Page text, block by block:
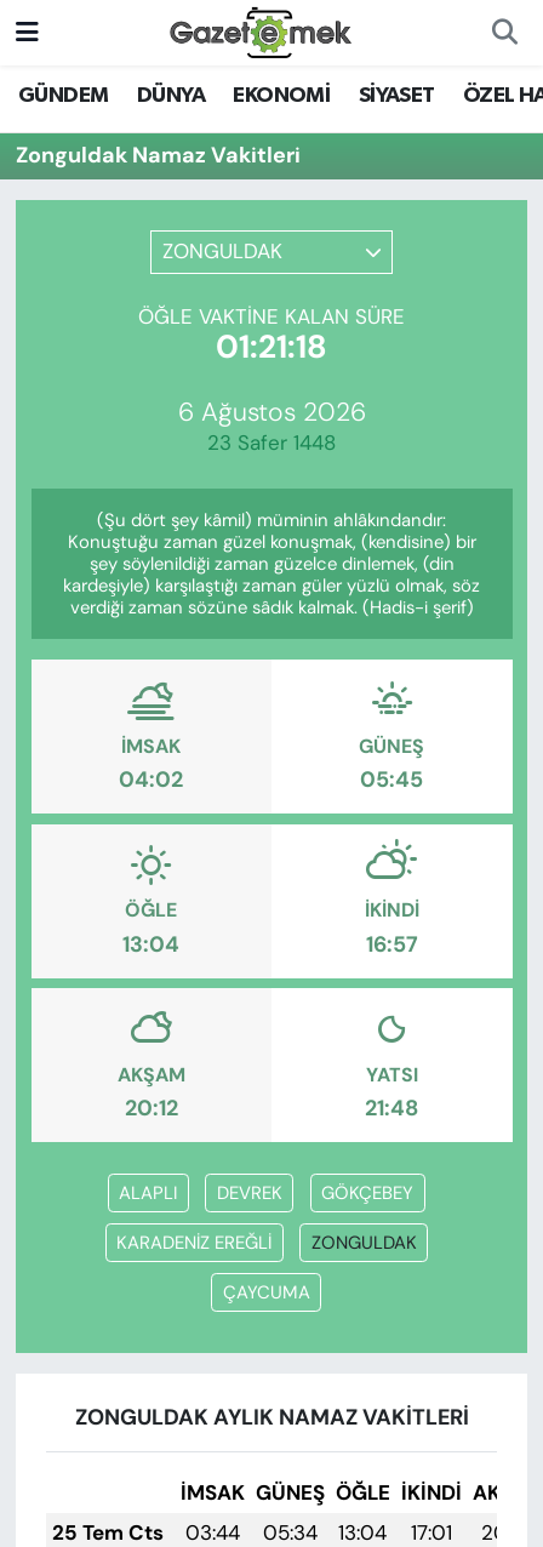
GÜNDEM DÜNYA EKONOMİ SİYASET ÖZEL
Zonguldak Namaz Vakitleri
ZONGULDAK
ÖĞLE VAKTINE KALAN SÜRE
01:21:18
6 Ağustos 2026
23 Safer 1448
(Şu dört şey kâmil) müminin ahlâkındandır:
Konuştuğu zaman güzel konuşmak, (kendisine) bir
şey söylenildiği zaman güzelce dinlemek, (din
kardeşiyle) karşılaştığı zaman güler yüzlü olmak, söz
verdiği zaman sözüne sâdık kalmak. (Hadis-i şerif)
İMSAK
04:02
GÜNEŞ
05:45
ÖĞLE
13:04
İKINDI
16:57
AKŞAM
20:12
YATSI
21:48
ALAPLI DEVREK GÖKÇEBEY
KARADENİZ EREĞLİ ZONGULDAK
ÇAYCUMA
ZONGULDAK AYLIK NAMAZ VAKITLERI
İMSAK GÜNEŞ ÖĞLE İKINDI
25 Tem Cts
03:44 05:34 13:04 17:01
20:25
DÜNYA
EKONOMİ
YENİ MEDYADA EMEK
GAZETECİLİĞİNİ GELİŞTİRMEK
EĞİTİM
KADIN
SAĞLIK
KÜLTÜR-SANAT
ÖZEL HABER
YAZAR KÖŞESİ
SİYASET
VAN VE DİYARBAKIR HABERLERİ
Nöbetçi Eczaneler
Hava Durumu
Trafik Durumu
Süper Lig Puan Durumu ve Fikstür
Tüm Manşetler
Haber Arşivi